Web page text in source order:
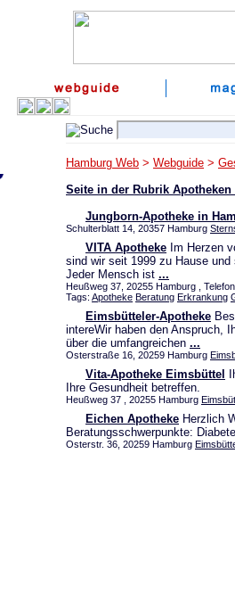
Hamburg Web > Webguide >
Seite in der Rubrik
Jungborn-Apotheke in
Schulterblatt 14, 20357 Hamburg
VITA Apotheke Im Herzen
sind wir seit 1999 zu Hause
Jeder Mensch ist ...
Heußweg 37, 20255 Hamburg ,
Tags: Apotheke Beratung Erkrankung
Eimsbütteler-Apotheke
intereWir haben den Anspruch,
über die umfangreichen ...
Osterstraße 16, 20259 Hamburg
Vita-Apotheke Eimsbüttel
Ihre Gesundheit betreffen.
Heußweg 37 , 20255 Hamburg
Eichen Apotheke Herzlich
Beratungsschwerpunkte:
Osterstr. 36, 20259 Hamburg